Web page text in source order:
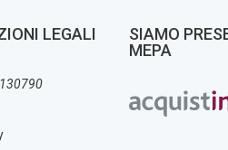
LEGALI
SIAMO
MEPA